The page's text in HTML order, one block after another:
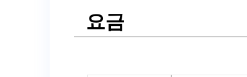
요금